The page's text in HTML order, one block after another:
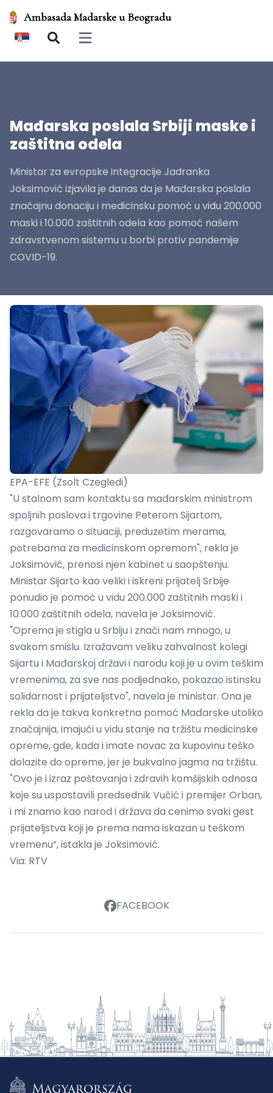
Ambasada Madarske u Beogradu
Open main menu
Mađarska poslala Srbiji maske i
zaštitna odela
Ministar za evropske integracije Jadranka
Joksimović izjavila je danas da je Mađarska poslala
značajnu donaciju i medicinsku pomoć u vidu 200.000
maski i 10.000 zaštitnih odela kao pomoć našem
zdravstvenom sistemu u borbi protiv pandemije
COVID-19.
EPA-EFE (Zsolt Czegledi)
"U stalnom sam kontaktu sa mađarskim ministrom
spoljnih poslova i trgovine Peterom Sijartom,
razgovaramo o situaciji, preduzetim merama,
potrebama za medicinskom opremom", rekla je
Joksimović, prenosi njen kabinet u saopštenju.
Ministar Sijarto kao veliki i iskreni prijatelj Srbije
ponudio je pomoć u vidu 200.000 zaštitnih maski i
10.000 zaštitnih odela, navela je Joksimović.
"Oprema je stigla u Srbiju i znači nam mnogo, u
svakom smislu. Izražavam veliku zahvalnost kolegi
Sijartu i Mađarskoj državi i narodu koji je u ovim teškim
vremenima, za sve nas podjednako, pokazao istinsku
solidarnost i prijateljstvo", navela je ministar. Ona je
rekla da je takva konkretna pomoć Mađarske utoliko
značajnija, imajući u vidu stanje na tržištu medicinske
opreme, gde, kada i imate novac za kupovinu teško
dolazite do opreme, jer je bukvalno jagma na tržištu.
"Ovo je i izraz poštovanja i zdravih komšijskih odnosa
koje su uspostavili predsednik Vučić i premijer Orban,
i mi znamo kao narod i država da cenimo svaki gest
prijateljstva koji je prema nama iskazan u teškom
vremenu”, istakla je Joksimović.
Via: RTV
FACEBOOK